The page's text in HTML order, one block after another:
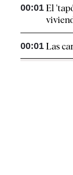
00:01 El
00:01 Las